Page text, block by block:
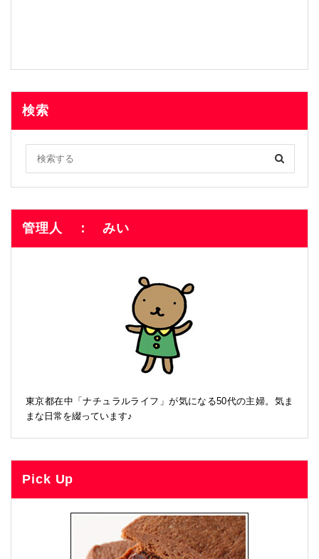
検索
管理人 ： みい
東京都在中「ナチュラルライフ」が気になる50代の主婦。気ま
まな日常を綴っています♪
Pick Up